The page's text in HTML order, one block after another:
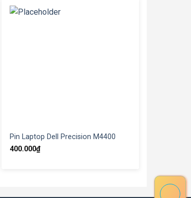
Pin Laptop Dell Precision M4400
400.000₫